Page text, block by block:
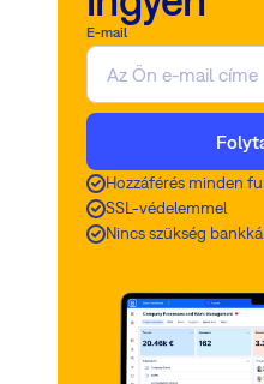
E-mail
Hozzáférés minden
SSL-védelemmel
Nincs szükség